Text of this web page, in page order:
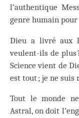
l’authentique
genre humain pour
Dieu a livré aux
veulent-ils de plus
Science vient de
est tout ; je ne suis
Tout le monde
Astral, on doit